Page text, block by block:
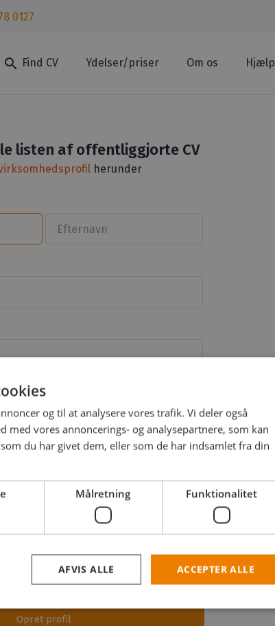
0127
search Find CV Ydelser/priser Om os Hjælp
listen af offentliggjorte CV
herunder
Efternavn
betingelser
Opret profil
og til at analysere vores trafik. Vi deler også
med vores annoncerings- og analysepartnere, som kan
du har givet dem, eller som de har indsamlet fra din
Målretning Funktionalitet
ACCEPTER ALLE
AFVIS ALLE